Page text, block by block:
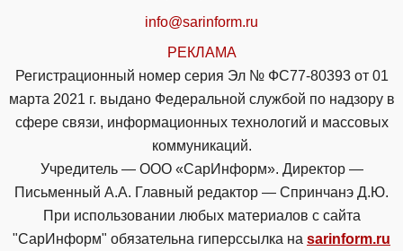
info@sarinform.ru
РЕКЛАМА
Регистрационный номер серия Эл № ФС77-80393 от 01
марта 2021 г. выдано Федеральной службой по надзору в
сфере связи, информационных технологий и массовых
коммуникаций.
Учредитель — ООО «СарИнформ». Директор —
Письменный А.А. Главный редактор — Спринчанэ Д.Ю.
При использовании любых материалов с сайта
"СарИнформ" обязательна гиперссылка на sarinform.ru